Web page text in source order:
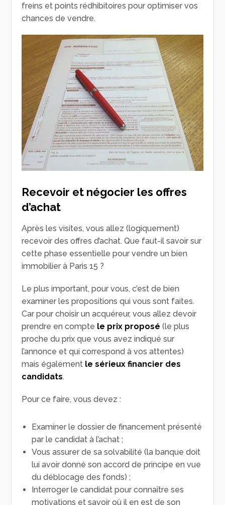
freins et points rédhibitoires pour optimiser vos
chances de vendre.
Recevoir et négocier les offres
d’achat
Après les visites, vous allez (logiquement)
recevoir des offres d’achat. Que faut-il savoir sur
cette phase essentielle pour vendre un bien
immobilier à Paris 15 ?
Le plus important, pour vous, c’est de bien
examiner les propositions qui vous sont faites.
Car pour choisir un acquéreur, vous allez devoir
prendre en compte le prix proposé (le plus
proche du prix que vous avez indiqué sur
l’annonce et qui correspond à vos attentes)
mais également le sérieux financier des
candidats.
Pour ce faire, vous devez :
Examiner le dossier de financement présenté
par le candidat à l’achat ;
Vous assurer de sa solvabilité (la banque doit
lui avoir donné son accord de principe en vue
du déblocage des fonds) ;
Interroger le candidat pour connaître ses
motivations et savoir où il en est de son